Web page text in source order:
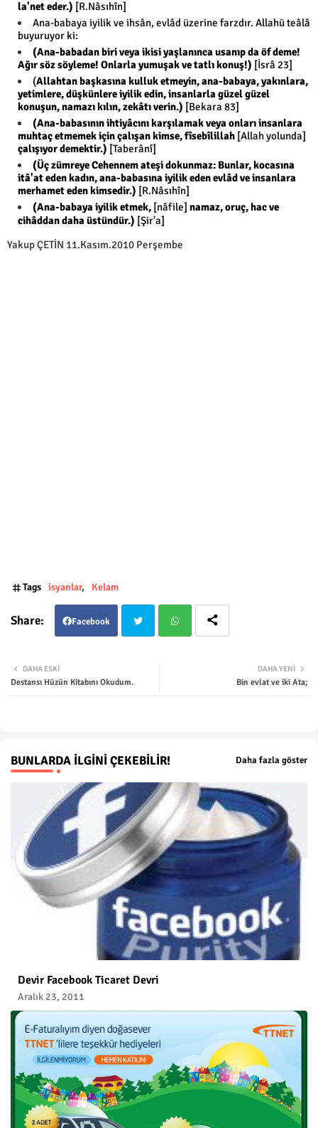
la'net eder.) [R.Nâsıhîn]
Ana-babaya iyilik ve ihsân, evlâd üzerine farzdır. Allahü teâlâ
buyuruyor ki:
(Ana-babadan biri veya ikisi yaşlanınca usanıp da öf deme!
Ağır söz söyleme! Onlarla yumuşak ve tatlı konuş!) [İsrâ 23]
(Allahtan başkasına kulluk etmeyin, ana-babaya, yakınlara,
yetimlere, düşkünlere iyilik edin, insanlarla güzel güzel
konuşun, namazı kılın, zekâtı verin.) [Bekara 83]
(Ana-babasının ihtiyâcını karşılamak veya onları insanlara
muhtaç etmemek için çalışan kimse, fîsebîlillah [Allah yolunda]
çalışıyor demektir.) [Taberânî]
(Üç zümreye Cehennem ateşi dokunmaz: Bunlar, kocasına
itâ'at eden kadın, ana-babasına iyilik eden evlâd ve insanlara
merhamet eden kimsedir.) [R.Nâsıhîn]
(Ana-babaya iyilik etmek, [nâfile] namaz, oruç, hac ve
cihâddan daha üstündür.) [Şir'a]
Yakup ÇETİN 11.Kasım.2010 Perşembe
Tags isyanlar Kelam
Facebook
ter
DAHA YENI
Bin evlat ve iki Ata;
DAHA ESKI
Destansı Hüzün Kitabını Okudum.
BUNLARDA İLGINI ÇEKEBILIR! Daha fazla göster
Devir Facebook Ticaret Devri
Aralık 23, 2011